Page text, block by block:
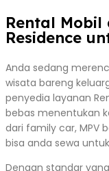
Rental Mobil
Residence
Anda sedang
wisata bareng
penyedia layanan
bebas menentukan
dari family car, MPV
bisa anda sewa
Dengan standar